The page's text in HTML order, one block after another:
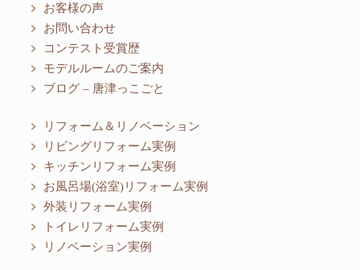
お客様の声
お問い合わせ
コンテスト受賞歴
モデルルームのご案内
ブログ – 唐津っこごと
リフォーム＆リノベーション
リビングリフォーム実例
キッチンリフォーム実例
お風呂場(浴室)リフォーム実例
外装リフォーム実例
トイレリフォーム実例
リノベーション実例